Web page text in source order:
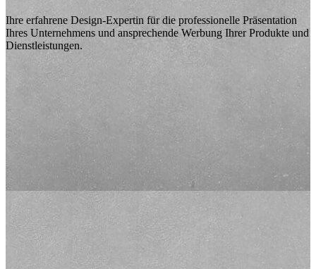
Ihre erfahrene Design-Expertin für die professionelle Präsentation
Ihres Unternehmens und ansprechende Werbung Ihrer Produkte und
Dienstleistungen.